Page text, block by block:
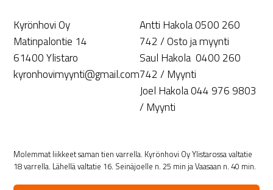
Kyrönhovi Oy
Matinpalontie 14
61400 Ylistaro
kyronhovimyynti@gmail.com
Antti Hakola 0500 260
742 / Osto ja myynti
Saul Hakola 0400 260
742 / Myynti
Joel Hakola 044 976 9803
/ Myynti
Molemmat liikkeet saman tien varrella. Kyrönhovi Oy Ylistarossa valtatie
18 varrella. Lähellä valtatie 16. Seinäjoelle n. 25 min ja Vaasaan n. 40 min.